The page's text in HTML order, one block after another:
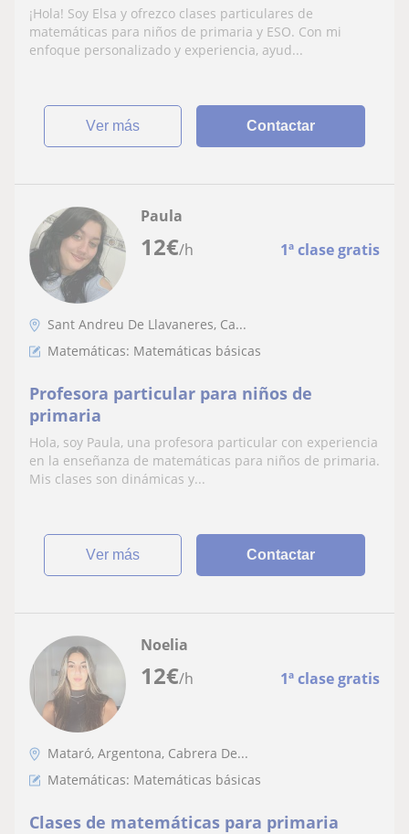
¡Hola! Soy Elsa y ofrezco clases particulares de
matemáticas para niños de primaria y ESO. Con mi
enfoque personalizado y experiencia, ayud...
ver más Contactar
12€/h 1ª clase gratis
Paula
Sant Andreu De Llavaneres, Ca...
Matemáticas: Matemáticas básicas
Profesora particular para niños de
primaria
Hola, soy Paula, una profesora particular con experiencia
en la enseñanza de matemáticas para niños de primaria.
Mis clases son dinámicas y...
ver más Contactar
12€/h 1ª clase gratis
Noelia
Mataró, Argentona, Cabrera De...
Matemáticas: Matemáticas básicas
Clases de matemáticas para primaria